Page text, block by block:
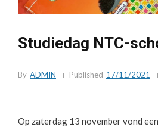
Studiedag NTC-
By ADMIN Published 17/11/2021
Op zaterdag 13 november vond